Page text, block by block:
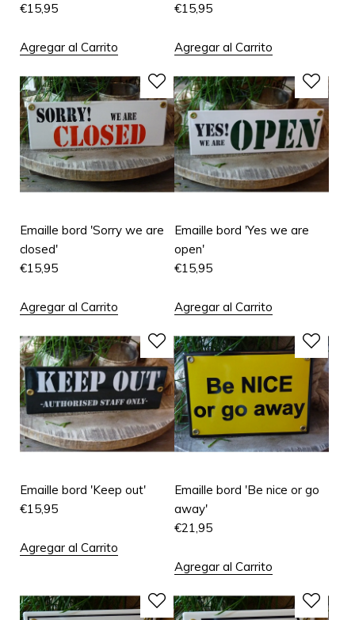
€15,95
Agregar al Carrito
€15,95
Agregar al Carrito
Emaille bord 'Sorry we are
closed'
€15,95
Agregar al Carrito
Emaille bord 'Yes we are
open'
€15,95
Agregar al Carrito
Emaille bord 'Keep out'
€15,95
Agregar al Carrito
Emaille bord 'Be nice or go
away'
€21,95
Agregar al Carrito